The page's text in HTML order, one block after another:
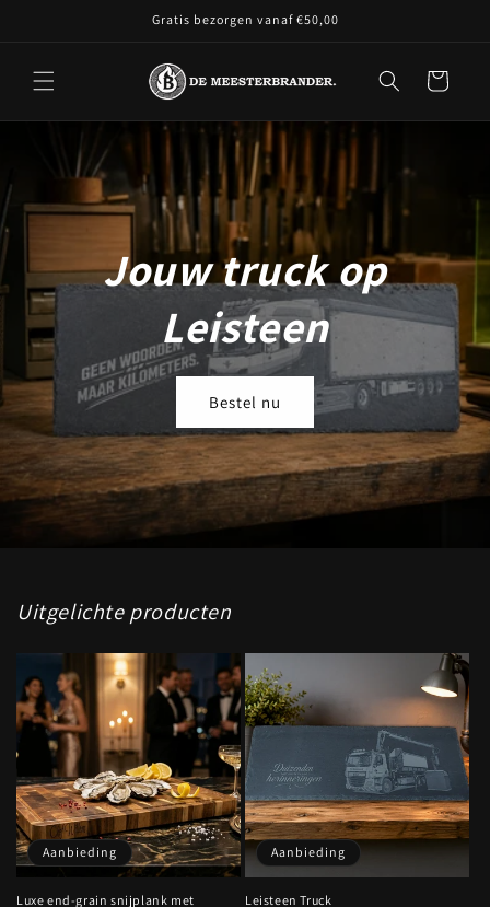
Gratis bezorgen vanaf €50,00
Winkelwagen
Jouw truck op
Leisteen
Bestel nu
Uitgelichte producten
Aanbieding
Luxe end-grain snijplank met
Aanbieding
Leisteen Truck